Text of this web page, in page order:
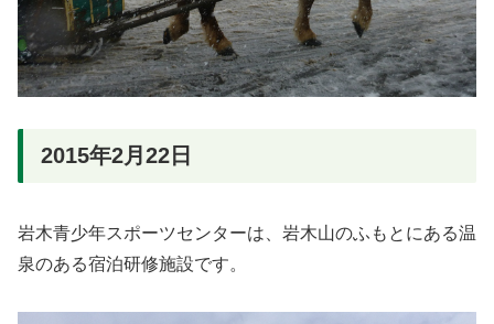
2015年2月22日
岩木青少年スポーツセンターは、岩木山のふもとにある温
泉のある宿泊研修施設です。